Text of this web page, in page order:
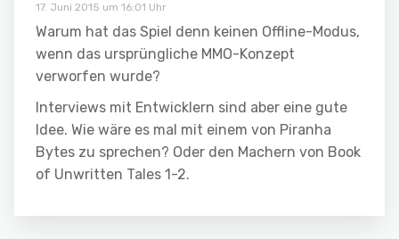
17. Juni 2015 um 16:01 Uhr
Warum hat das Spiel denn keinen Offline-Modus,
wenn das ursprüngliche MMO-Konzept
verworfen wurde?
Interviews mit Entwicklern sind aber eine gute
Idee. Wie wäre es mal mit einem von Piranha
Bytes zu sprechen? Oder den Machern von Book
of Unwritten Tales 1-2.